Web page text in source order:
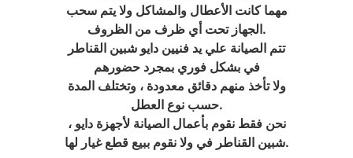
مهما كانت الأعطال والمشاكل ولا يتم سحب
الجهاز تحت أي ظرف من الظروف.
تتم الصيانة علي يد فنيين دايو شبين القناطر
في بشكل فوري بمجرد حضورهم
ولا تأخذ منهم دقائق معدودة ، وتختلف المدة
حسب نوع العطل.
، نحن فقط نقوم بأعمال الصيانة لأجهزة دايو
شبين القناطر في ولا نقوم ببيع قطع غيار لها.